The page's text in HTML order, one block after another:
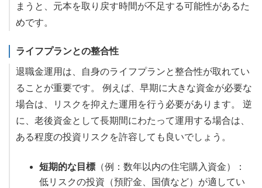
まうと、元本を取り戻す時間が不足する可能性があるた
めです。
ライフプランとの整合性
退職金運用は、自身のライフプランと整合性が取れてい
ることが重要です。 例えば、早期に大きな資金が必要な
場合は、リスクを抑えた運用を行う必要があります。 逆
に、老後資金として長期間にわたって運用する場合は、
ある程度の投資リスクを許容しても良いでしょう。
短期的な目標 （例：数年以内の住宅購入資金）：
低リスクの投資（預貯金、国債など）が適してい